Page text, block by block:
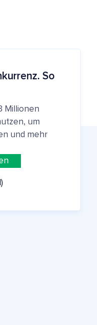
So
Millionen
um
und mehr